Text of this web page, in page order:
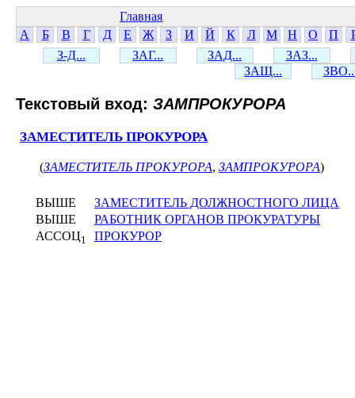
Главная
А
Б В Г Д Е Ж З И Й К Л М Н О П
З-Д...
ЗАГ... ЗАД...
ЗАЗ...
ЗАЩ...
Текстовый вход: ЗАМПРОКУРОРА
ЗАМЕСТИТЕЛЬ ПРОКУРОРА
(ЗАМЕСТИТЕЛЬ ПРОКУРОРА, ЗАМПРОКУРОРА)
ВЫШЕ
ЗАМЕСТИТЕЛЬ ДОЛЖНОСТНОГО ЛИЦА
ВЫШЕ
РАБОТНИК ОРГАНОВ ПРОКУРАТУРЫ
АССОЦ1 ПРОКУРОР